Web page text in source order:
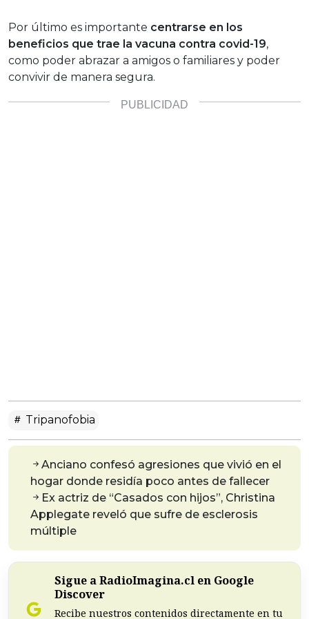
Por último es importante centrarse en los
beneficios que trae la vacuna contra covid-19,
como poder abrazar a amigos o familiares y poder
convivir de manera segura.
Tripanofobia
Anciano confesó agresiones que vivió en el
hogar donde residía poco antes de fallecer
Ex actriz de “Casados con hijos”, Christina
Applegate reveló que sufre de esclerosis
múltiple
Sigue a RadioImagina.cl en Google
Discover
Recibe nuestros contenidos directamente en tu